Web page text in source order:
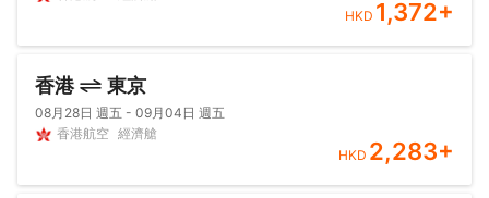
HKD 1,372+
香港 東京
08月28日 週五 - 09月04日 週五
香港航空 經濟艙
HKD 2,283+